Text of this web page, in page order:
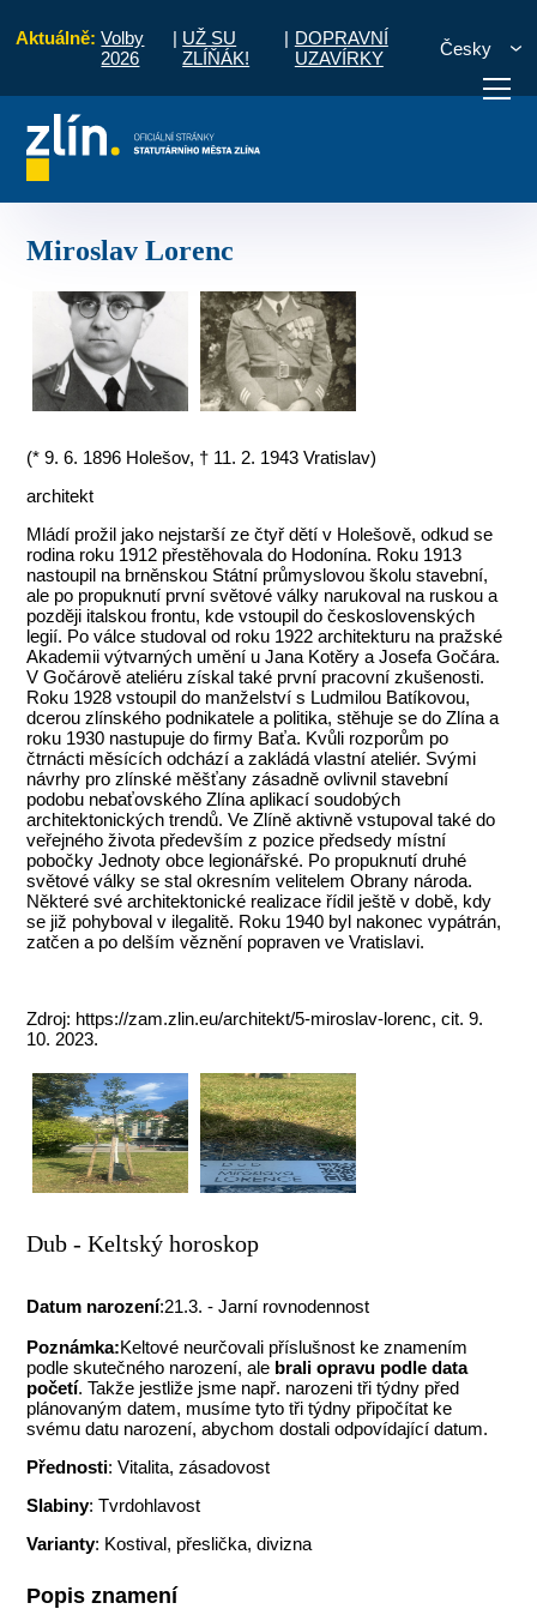
Aktuálně: Volby
2026
| UŽ SU
ZLÍŇÁK!
| DOPRAVNÍ
UZAVÍRKY
Česky
vyřídit
Miroslav Lorenc
(* 9. 6. 1896 Holešov, † 11. 2. 1943 Vratislav)
architekt
Mládí prožil jako nejstarší ze čtyř dětí v Holešově, odkud se
rodina roku 1912 přestěhovala do Hodonína. Roku 1913
nastoupil na brněnskou Státní průmyslovou školu stavební,
ale po propuknutí první světové války narukoval na ruskou a
později italskou frontu, kde vstoupil do československých
legií. Po válce studoval od roku 1922 architekturu na pražské
Akademii výtvarných umění u Jana Kotěry a Josefa Gočára.
V Gočárově ateliéru získal také první pracovní zkušenosti.
Roku 1928 vstoupil do manželství s Ludmilou Batíkovou,
dcerou zlínského podnikatele a politika, stěhuje se do Zlína a
roku 1930 nastupuje do firmy Baťa. Kvůli rozporům po
čtrnácti měsících odchází a zakládá vlastní ateliér. Svými
návrhy pro zlínské měšťany zásadně ovlivnil stavební
podobu nebaťovského Zlína aplikací soudobých
architektonických trendů. Ve Zlíně aktivně vstupoval také do
veřejného života především z pozice předsedy místní
pobočky Jednoty obce legionářské. Po propuknutí druhé
světové války se stal okresním velitelem Obrany národa.
Některé své architektonické realizace řídil ještě v době, kdy
se již pohyboval v ilegalitě. Roku 1940 byl nakonec vypátrán,
zatčen a po delším věznění popraven ve Vratislavi.
Zdroj: https://zam.zlin.eu/architekt/5-miroslav-lorenc, cit. 9.
10. 2023.
Dub - Keltský horoskop
Datum narození:21.3. - Jarní rovnodennost
Poznámka:Keltové neurčovali příslušnost ke znamením
podle skutečného narození, ale brali opravu podle data
početí. Takže jestliže jsme např. narozeni tři týdny před
plánovaným datem, musíme tyto tři týdny připočítat ke
svému datu narození, abychom dostali odpovídající datum.
Přednosti: Vitalita, zásadovost
Slabiny: Tvrdohlavost
Varianty: Kostival, přeslička, divizna
Popis znamení